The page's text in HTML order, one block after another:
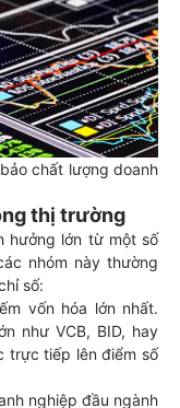
chất lượng doanh
thị trường
hưởng lớn từ một số
nhóm này thường
số:
vốn hóa lớn nhất.
như VCB, BID, hay
trực tiếp lên điểm số
nghiệp đầu ngành